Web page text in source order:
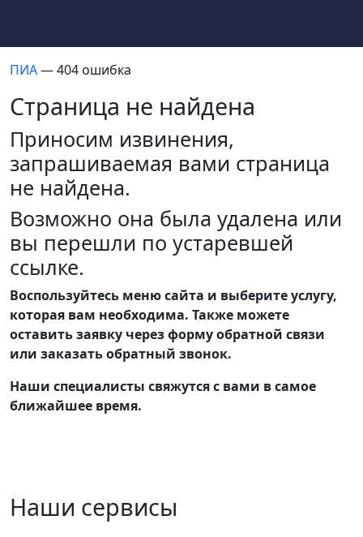
ПИА— 404 ошибка
Страница не найдена
Приносим извинения,
запрашиваемая вами страница
не найдена.
Возможно она была удалена или
вы перешли по устаревшей
ссылке.
Воспользуйтесь меню сайта и выберите услугу,
которая вам необходима. Также можете
оставить заявку через форму обратной связи
или заказать обратный звонок.
Наши специалисты свяжутся с вами в самое
ближайшее время.
Наши сервисы